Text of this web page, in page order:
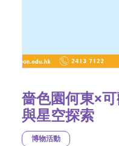
嗇色園何東×
與星空探索
博物活動